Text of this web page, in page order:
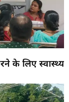
के लिए स्वास्थ्य